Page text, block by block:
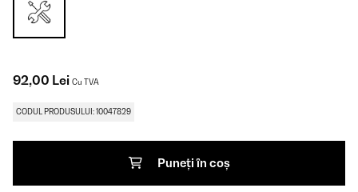
92,00 Lei Cu TVA
CODUL PRODUSULUI: 10047829
Puneți în coș